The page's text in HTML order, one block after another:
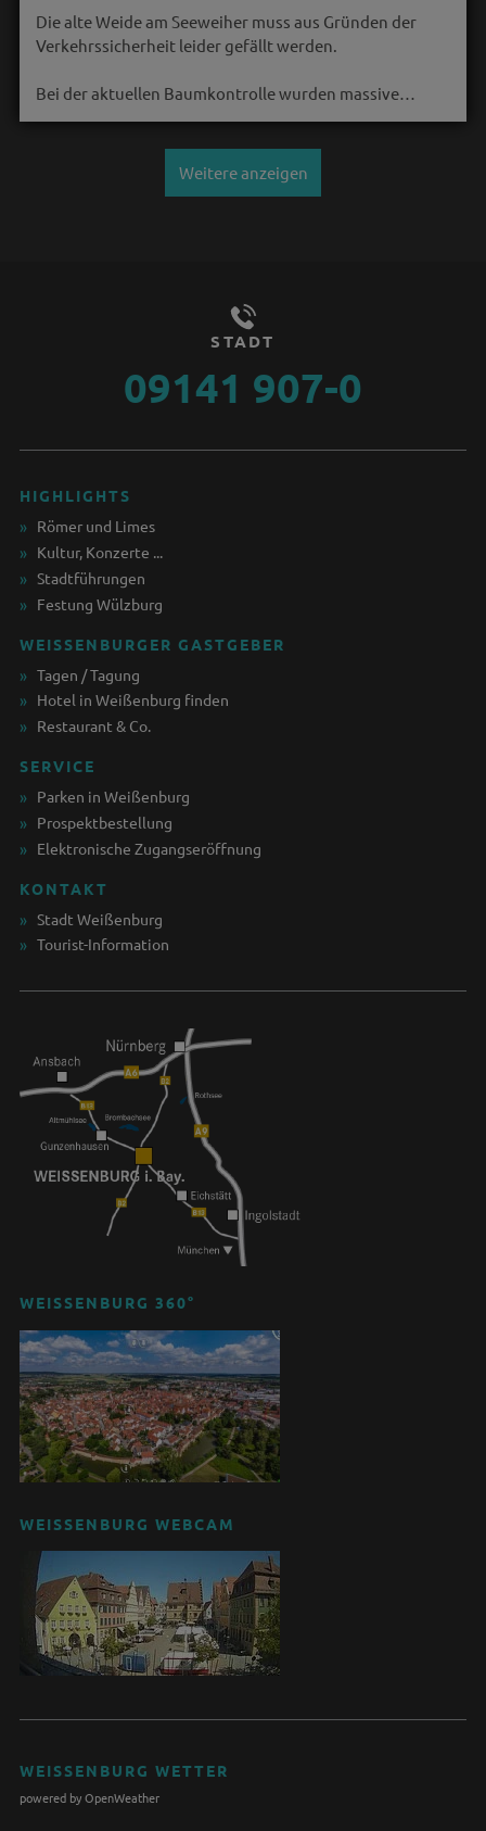
Die alte Weide am Seeweiher muss aus Gründen der
Verkehrssicherheit leider gefällt werden.
Bei der aktuellen Baumkontrolle wurden massive…
Weitere anzeigen
STADT
09141 907-0
HIGHLIGHTS
Römer und Limes
Kultur, Konzerte ...
Stadtführungen
Festung Wülzburg
WEISSENBURGER GASTGEBER
Tagen / Tagung
Hotel in Weißenburg finden
Restaurant & Co.
SERVICE
Parken in Weißenburg
Prospektbestellung
Elektronische Zugangseröffnung
KONTAKT
Stadt Weißenburg
Tourist-Information
WEISSENBURG 360°
WEISSENBURG WEBCAM
WEISSENBURG WETTER
powered by OpenWeather